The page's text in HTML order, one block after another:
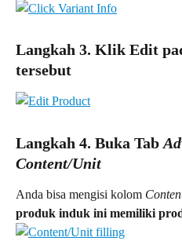
Langkah 3. Klik Edit
tersebut
Langkah 4. Buka Tab
Content/Unit
Anda bisa mengisi kolom
produk induk ini memiliki